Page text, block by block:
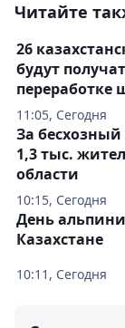
Читайте
11:05, Сегодня
26
будут
переработке
10:15, Сегодня
За бесхозный
1,3 тыс.
области
10:11, Сегодня
День
Казахстане